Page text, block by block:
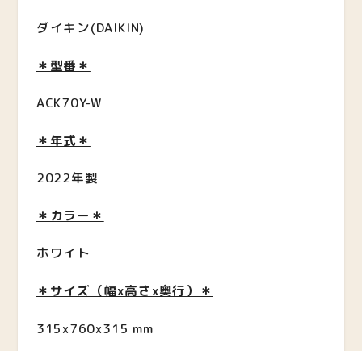
ダイキン(DAIKIN)
＊型番＊
ACK70Y-W
＊年式＊
2022年製
＊カラー＊
ホワイト
＊サイズ（幅x高さx奥行）＊
315x760x315 mm